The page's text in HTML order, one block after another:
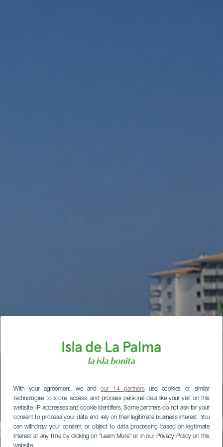
With your agreement, we andour 14 partnersuse cookies or similar
technologies to store, access, and process personal data like your visit on this
website, IP addresses and cookie identifiers. Some partners do not ask for your
consent to process your data and rely on their legitimate business interest. You
can withdraw your consent or object to data processing based on legitimate
interest at any time by clicking on “Learn More” or in our Privacy Policy on this